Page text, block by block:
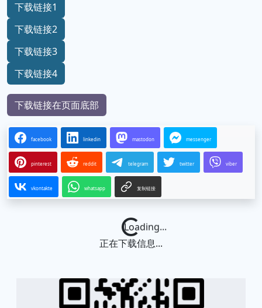
下载链接1
下载链接2
下载链接3
下载链接4
下载链接在页面底部
facebook linkedin mastodon messenger
pinterest reddit telegram twitter viber
vkontakte whatsapp 复制链接
Loading...
正在下载信息...